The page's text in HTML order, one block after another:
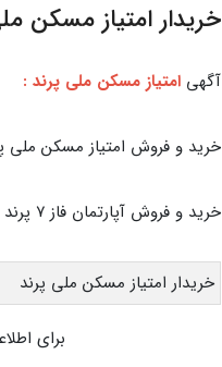
خریدار امتیاز مسکن
آگهی امتیاز مسکن ملی پرند :
خرید و فروش امتیاز مسکن ملی
خرید و فروش آپارتمان فاز ۷ پرند
خریدار امتیاز مسکن ملی پرند
برای